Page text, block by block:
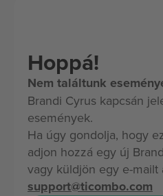
Hoppá!
Nem találtunk
Brandi Cyrus kapcsán
események.
Ha úgy gondolja, hogy
adjon hozzá egy új
vagy küldjön egy e-
support@ticombo.com